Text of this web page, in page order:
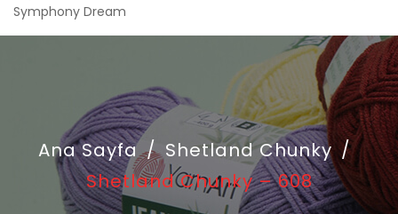
Symphony Dream
Ana Sayfa / Shetland Chunky /
Shetland Chunky – 608